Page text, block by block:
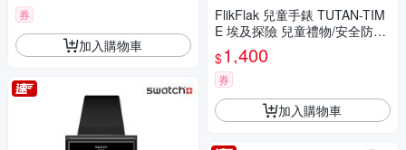
券
加入購物車
FlikFlak 兒童手錶 TUTAN-TIM
E 埃及探險 兒童禮物/安全防水/
瑞士製造 FPNP156 (31.85m
m)
$1,400
券
加入購物車